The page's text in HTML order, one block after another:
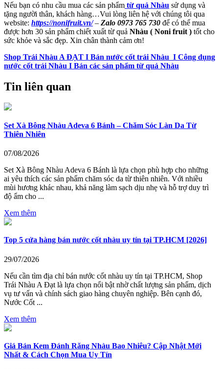
Nếu bạn có nhu cầu mua các sản phẩm từ quả Nhàu sử dụng và
tặng người thân, khách hàng…Vui lòng liên hệ với chúng tôi qua
website: https://nonifruit.vn/– Zalo 0973 765 730 để có thể mua
được hơn 30 sản phẩm chiết xuất từ quả Nhàu ( Noni fruit ) tốt cho
sức khỏe và sắc đẹp. Xin chân thành cảm ơn!
Shop Trái Nhàu A ĐẠT I Bán nước cốt trái Nhàu I Công dụng
nước cốt trái Nhàu I Bán các sản phẩm từ quả Nhàu
Tin liên quan
Set Xà Bông Nhàu Adeva 6 Bánh – Chăm Sóc Làn Da Từ
Thiên Nhiên
07/08/2026
Set Xà Bông Nhàu Adeva 6 Bánh là lựa chọn phù hợp cho những
ai yêu thích các sản phẩm chăm sóc da từ thiên nhiên. Với nhiều
mùi hương khác nhau, khả năng làm sạch dịu nhẹ và hỗ trợ duy trì
độ ẩm cho ...
Xem thêm
Top 5 cửa hàng bán nước cốt nhàu uy tín tại TP.HCM [2026]
29/07/2026
Nếu cần tìm địa chỉ bán nước cốt nhàu uy tín tại TP.HCM, Shop
Trái Nhàu A Đạt là lựa chọn nổi bật nhờ chất lượng sản phẩm, dịch
vụ tư vấn và chính sách giao hàng chuyên nghiệp. Bên cạnh đó,
Nước Cốt ...
Xem thêm
Giá Bán Kem Đánh Răng Nhàu Bao Nhiêu? Cập Nhật Mới
Nhất & Cách Chọn Mua Uy Tín